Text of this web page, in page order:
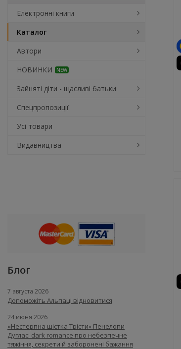
Електронні книги
Каталог
Автори
НОВИНКИ
NEW
Зайняті діти - щасливі батьки
Спецпропозиції
Усі товари
Видавництва
Блог
7 августа 2026
Допоможіть Альпаці відновитися
24 июня 2026
«Нестерпна шістка Трісти» Пенелопи
Дуглас: dark romance про небезпечне
тяжіння, секрети й заборонені бажання